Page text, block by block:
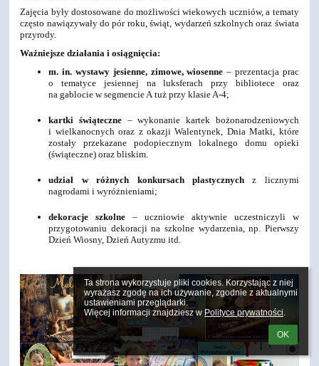
Ta strona wykorzystuje pliki cookies. Korzystając z niej
wyrażasz zgodę na ich używanie, zgodnie z aktualnymi
ustawieniami przeglądarki.
Więcej informacji znajdziesz w Polityce prywatności.
OK
Zajęcia były dostosowane do możliwości wiekowych uczniów, a tematy
często nawiązywały do pór roku, świąt, wydarzeń szkolnych oraz świata
przyrody.
Ważniejsze działania i osiągnięcia:
m. in. wystawy jesienne, zimowe, wiosenne – prezentacja prac
o tematyce jesiennej na luksferach przy bibliotece oraz
na gablocie w segmencie A tuż przy klasie A-4;
kartki świąteczne – wykonanie kartek bożonarodzeniowych
i wielkanocnych oraz z okazji Walentynek, Dnia Matki, które
zostały przekazane podopiecznym lokalnego domu opieki
(świąteczne) oraz bliskim.
udział w różnych konkursach plastycznychz licznymi
nagrodami i wyróżnieniami;
dekoracje szkolne – uczniowie aktywnie uczestniczyli w
przygotowaniu dekoracji na szkolne wydarzenia, np. Pierwszy
Dzień Wiosny, Dzień Autyzmu itd.